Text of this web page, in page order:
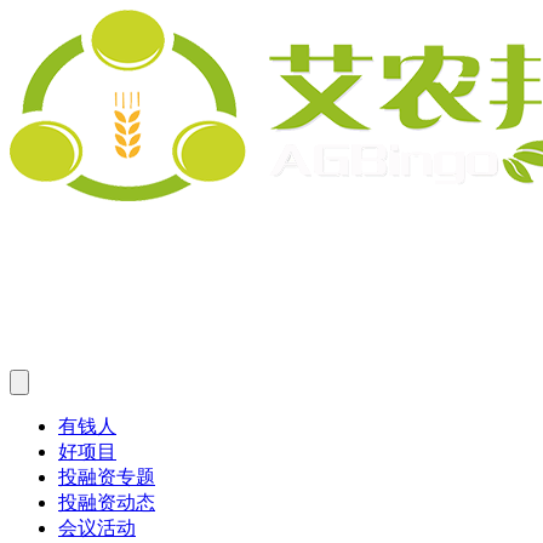
有钱人
好项目
投融资专题
投融资动态
会议活动